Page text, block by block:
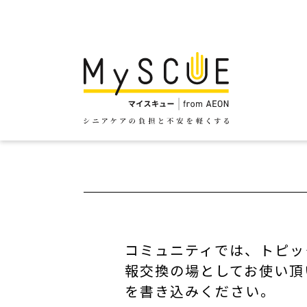
コミュニティでは、トピ
報交換の場としてお使い
を書き込みください。